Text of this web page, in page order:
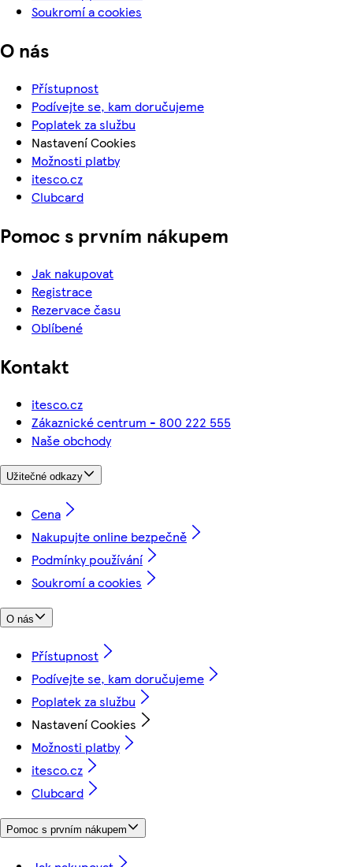
Soukromí a cookies
O nás
Přístupnost
Podívejte se, kam doručujeme
Poplatek za službu
Nastavení Cookies
Možnosti platby
itesco.cz
Clubcard
Pomoc s prvním nákupem
Jak nakupovat
Registrace
Rezervace času
Oblíbené
Kontakt
itesco.cz
Zákaznické centrum - 800 222 555
Naše obchody
Užitečné odkazy
Cena
Nakupujte online bezpečně
Podmínky používání
Soukromí a cookies
O nás
Přístupnost
Podívejte se, kam doručujeme
Poplatek za službu
Nastavení Cookies
Možnosti platby
itesco.cz
Clubcard
Pomoc s prvním nákupem